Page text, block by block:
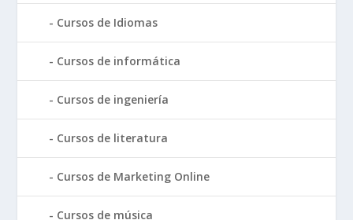
Cursos de Idiomas
Cursos de informática
Cursos de ingeniería
Cursos de literatura
Cursos de Marketing Online
Cursos de música